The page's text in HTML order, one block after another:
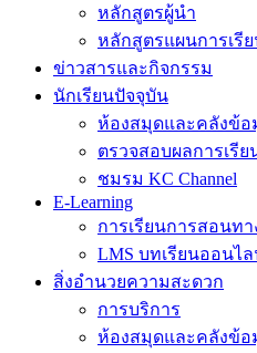
หลักสูตรผู้นำ
หลักสูตรแผนการเรี
ข่าวสารและกิจกรรม
นักเรียนปัจจุบัน
ห้องสมุดและคลังข้อ
ตรวจสอบผลการเรีย
ชมรม KC Channel
E-Learning
การเรียนการสอนทา
LMS บทเรียนออนไ
สิ่งอำนวยความสะดวก
การบริการ
ห้องสมุดและคลังข้อ